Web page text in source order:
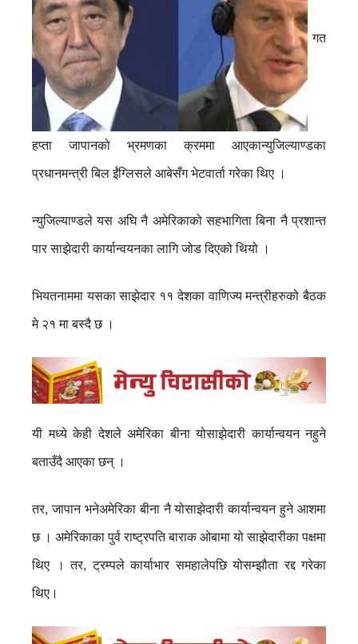
गत
हप्ता जापानको भ्रमणका क्रममा आएकान्युजिल्याण्डका
प्रधानमन्त्री बिल ईंग्लिसले आबेसँग भेटवार्ता गरेका थिए ।
न्युजिल्याण्डले यस अघि नै अमेरिकाको सहभागिता बिना नै प्रशान्त
पार साझेदारी कार्यान्वयनका लागि जोड दिएको थियो ।
भियतनाममा यसका साझेदार ११ देशका वाणिज्य मन्त्रीहरुको बैठक
मे २१ मा बस्दै छ ।
यी मध्ये केही देशले अमेरिका बीना योसाझेदारी कार्यान्वयन नहुने
बताउँदै आएका छन् ।
तर, जापान भनेअमेरिका बीना नै योसाझेदारी कार्यान्वयन हुने आशमा
छ । अमेरिकाका पुर्व राष्ट्रपति बाराक ओबामा यो साझेदारीका पक्षमा
थिए । तर, ट्रम्पले कार्याभार समहालेपछि योसम्झौता रद्द गरेका
थिए।